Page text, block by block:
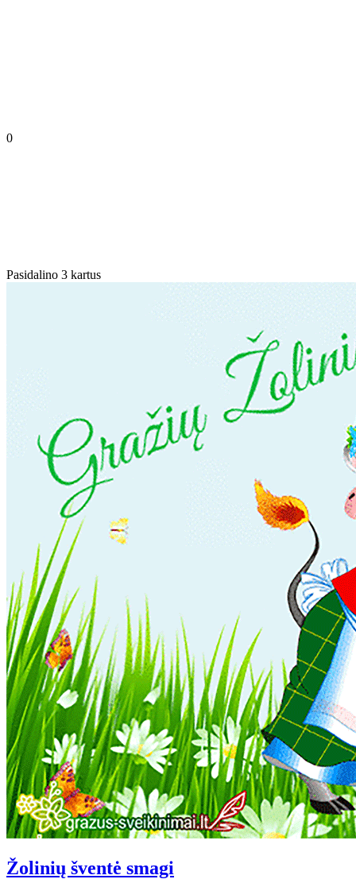
0
Pasidalino 3 kartus
Žolinių šventė smagi